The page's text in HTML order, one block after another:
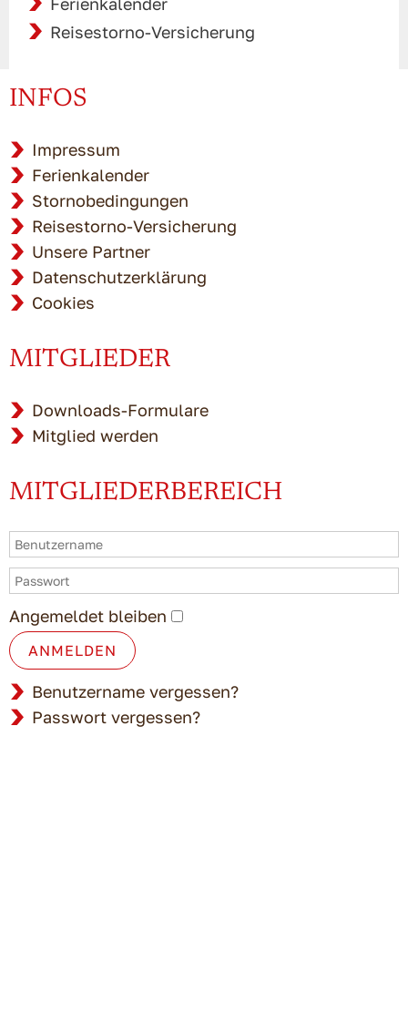
Reisestorno-Versicherung
INFOS
Impressum
Ferienkalender
Stornobedingungen
Reisestorno-Versicherung
Unsere Partner
Datenschutzerklärung
Cookies
MITGLIEDER
Downloads-Formulare
Mitglied werden
MITGLIEDERBEREICH
Angemeldet bleiben
ANMELDEN
Benutzername vergessen?
Passwort vergessen?